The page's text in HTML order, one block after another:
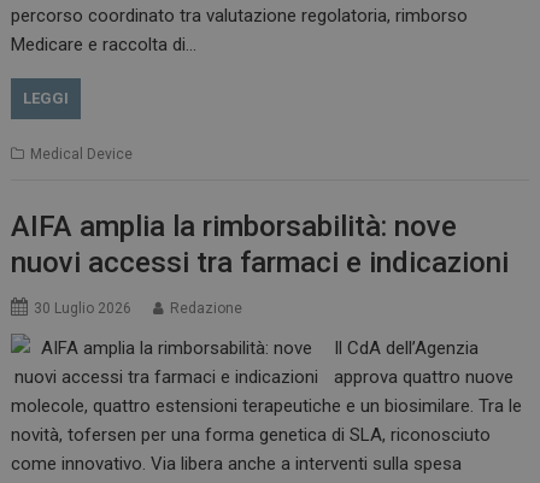
percorso coordinato tra valutazione regolatoria, rimborso
Medicare e raccolta di…
LEGGI
Medical Device
AIFA amplia la rimborsabilità: nove
nuovi accessi tra farmaci e indicazioni
30 Luglio 2026 Redazione
Il CdA dell’Agenzia
approva quattro nuove
molecole, quattro estensioni terapeutiche e un biosimilare. Tra le
novità, tofersen per una forma genetica di SLA, riconosciuto
come innovativo. Via libera anche a interventi sulla spesa
VISITOR_PRIVACY_METADATA
Google LLC
.youtube.com